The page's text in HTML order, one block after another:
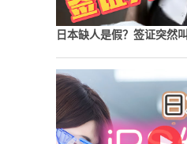
日本缺人是假？签证突然叫